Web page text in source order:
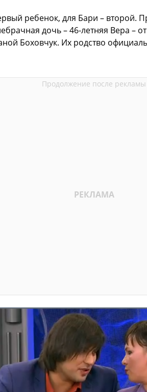
ребенок, для Бари – второй.
дочь – 46-летняя Вера –
Боховчук. Их родство